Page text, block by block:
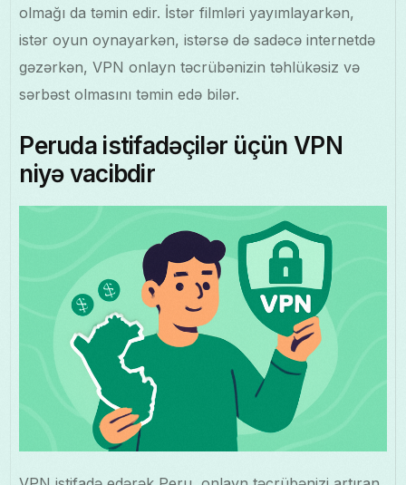
olmağı da təmin edir. İstər filmləri yayımlayarkən,
istər oyun oynayarkən, istərsə də sadəcə internetdə
gəzərkən, VPN onlayn təcrübənizin təhlükəsiz və
sərbəst olmasını təmin edə bilər.
Peruda istifadəçilər üçün VPN
niyə vacibdir